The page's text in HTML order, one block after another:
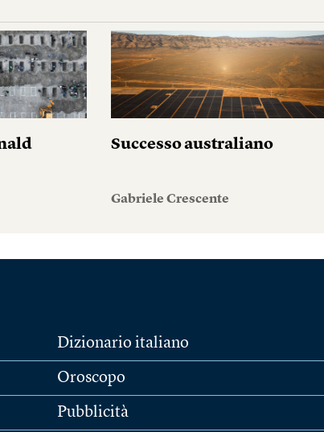
Successo australiano
Gabriele Crescente
Dizionario italiano
Oroscopo
Pubblicità